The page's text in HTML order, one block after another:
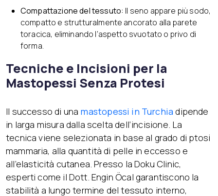
Compattazione del tessuto: Il seno appare più sodo,
compatto e strutturalmente ancorato alla parete
toracica, eliminando l’aspetto svuotato o privo di
forma.
Tecniche e Incisioni per la
Mastopessi Senza Protesi
Il successo di una mastopessi in Turchiadipende
in larga misura dalla scelta dell’incisione. La
tecnica viene selezionata in base al grado di ptosi
mammaria, alla quantità di pelle in eccesso e
all’elasticità cutanea. Presso la Doku Clinic,
esperti come il Dott. Engin Öcal garantiscono la
stabilità a lungo termine del tessuto interno,